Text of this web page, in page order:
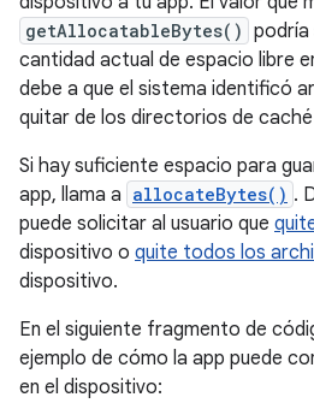
getAllocatableBytes() podría
cantidad actual de espacio libre
debe a que el sistema identificó
quitar de los directorios de
Si hay suficiente espacio para
app, llama a allocateBytes() .
puede solicitar al usuario que
dispositivo o quite todos los
dispositivo.
En el siguiente fragmento de
ejemplo de cómo la app puede
en el dispositivo: